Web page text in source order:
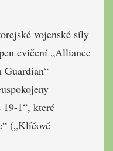
vojenské síly
cvičení „Alliance
Guardian“
1“, které
(„Klíčové